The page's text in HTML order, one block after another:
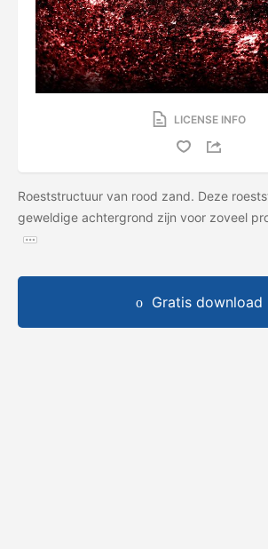
LICENSE INFO
Roeststructuur van rood zand. Deze
geweldige achtergrond zijn voor zoveel
Gratis download